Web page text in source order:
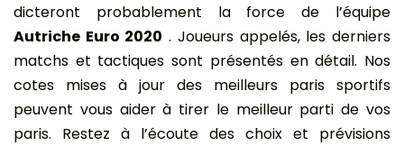
dicteront probablement la force de l’équipe
Autriche Euro 2020 . Joueurs appelés, les derniers
matchs et tactiques sont présentés en détail. Nos
cotes mises à jour des meilleurs paris sportifs
peuvent vous aider à tirer le meilleur parti de vos
paris. Restez à l’écoute des choix et prévisions